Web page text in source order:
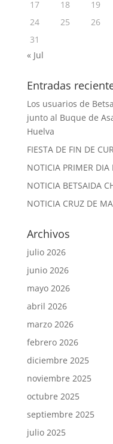
17
18 19
24
25 26
31
« Jul
Entradas
Los usuarios de
junto al Buque de
Huelva
FIESTA DE FIN DE
NOTICIA PRIMER DIA
NOTICIA BETSAIDA
NOTICIA CRUZ DE
Archivos
julio 2026
junio 2026
mayo 2026
abril 2026
marzo 2026
febrero 2026
diciembre 2025
noviembre 2025
octubre 2025
septiembre 2025
julio 2025